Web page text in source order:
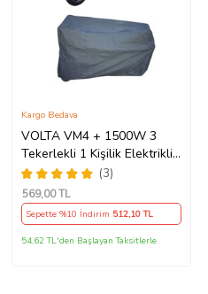
VOLTA VM4 + 1500W 3
Tekerlekli 1 Kişilik Elektrikli
Motosiklet Motor Koruma
Brandası Ultra Dayanıklı
(3)
Kargo Bedava
569,00 TL
Sepette %10 İndirim 512,10 TL
54,62 TL'den Başlayan Taksitlerle